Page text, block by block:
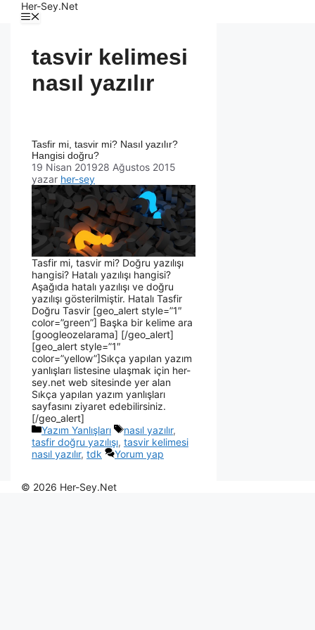
Her-Sey.Net
tasvir kelimesi
nasıl yazılır
Tasfir mi, tasvir mi? Nasıl yazılır?
Hangisi doğru?
19 Nisan 201928 Ağustos 2015
yazar her-sey
Tasfir mi, tasvir mi? Doğru yazılışı
hangisi? Hatalı yazılışı hangisi?
Aşağıda hatalı yazılışı ve doğru
yazılışı gösterilmiştir. Hatalı Tasfir
Doğru Tasvir [geo_alert style=”1″
color=”green”] Başka bir kelime ara
[googleozelarama] [/geo_alert]
[geo_alert style=”1″
color=”yellow”]Sıkça yapılan yazım
yanlışları listesine ulaşmak için her-
sey.net web sitesinde yer alan
Sıkça yapılan yazım yanlışları
sayfasını ziyaret edebilirsiniz.
[/geo_alert]
Yazım Yanlışları
nasıl yazılır,
tasfir doğru yazılışı, tasvir kelimesi
nasıl yazılır, tdk Yorum yap
© 2026 Her-Sey.Net